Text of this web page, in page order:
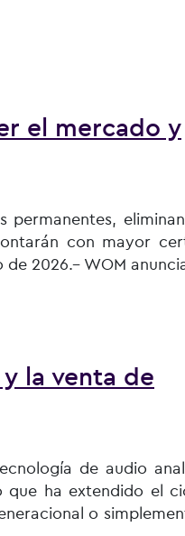
el mercado y
permanentes,
con mayor
2026.– WOM
la venta de
de audio
que ha extendido el
o